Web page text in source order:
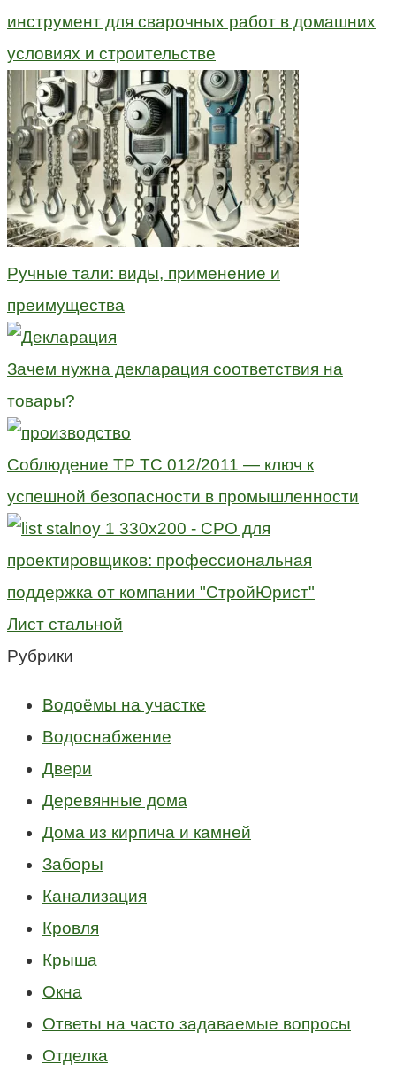
инструмент для сварочных работ в домашних
условиях и строительстве
Ручные тали: виды, применение и
преимущества
Зачем нужна декларация соответствия на
товары?
Соблюдение ТР ТС 012/2011 — ключ к
успешной безопасности в промышленности
Лист стальной
Рубрики
Водоёмы на участке
Водоснабжение
Двери
Деревянные дома
Дома из кирпича и камней
Заборы
Канализация
Кровля
Крыша
Окна
Ответы на часто задаваемые вопросы
Отделка